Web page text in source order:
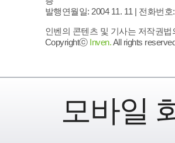
발행연월일: 2004 11. 11 | 전화번호
인벤의 콘텐츠 및 기사는 저작권
Copyrightⓒ Inven.All rights
모바일